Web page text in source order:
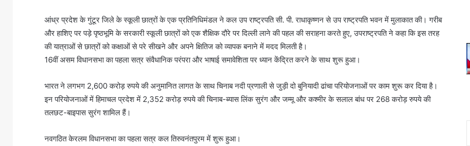
आंध्र प्रदेश के गुंटूर जिले के स्कूली छात्रों के एक प्रतिनिधिमंडल ने कल उप राष्ट्रपति सी. पी. राधाकृष्णन से उप राष्ट्रपति भवन में मुलाकात की। गरीब
और हाशिए पर पड़े पृष्ठभूमि के सरकारी स्कूली छात्रों को एक शैक्षिक दौरे पर दिल्ली लाने की पहल की सराहना करते हुए, उपराष्ट्रपति ने कहा कि इस तरह
की यात्राओं से छात्रों को कक्षाओं से परे सीखने और अपने क्षितिज को व्यापक बनाने में मदद मिलती है।
16वीं असम विधानसभा का पहला सत्र संवैधानिक परंपरा और भाषाई समावेशिता पर ध्यान केंद्रित करने के साथ शुरू हुआ।
भारत ने लगभग 2,600 करोड़ रुपये की अनुमानित लागत के साथ चिनाब नदी प्रणाली से जुड़ी दो बुनियादी ढांचा परियोजनाओं पर काम शुरू कर दिया है।
इन परियोजनाओं में हिमाचल प्रदेश में 2,352 करोड़ रुपये की चिनाब-ब्यास लिंक सुरंग और जम्मू और कश्मीर के सलाल बांध पर 268 करोड़ रुपये की
तलछट-बाइपास सुरंग शामिल हैं।
नवगठित केरलम विधानसभा का पहला सत्र कल तिरुवनंतपुरम में शुरू हुआ।